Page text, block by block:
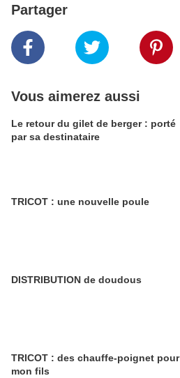
Partager
Vous aimerez aussi
Le retour du gilet de berger : porté
par sa destinataire
TRICOT : une nouvelle poule
DISTRIBUTION de doudous
TRICOT : des chauffe-poignet pour
mon fils